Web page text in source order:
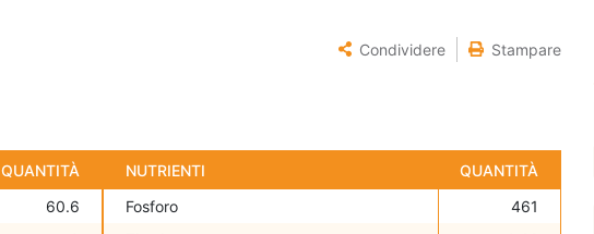
Condividere Stampare
QUANTITÀ
60.6
NUTRIENTI
QUANTITÀ
Fosforo
461